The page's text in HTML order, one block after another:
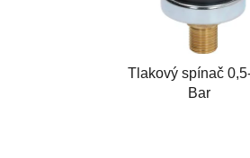
Tlakový spínač
Bar